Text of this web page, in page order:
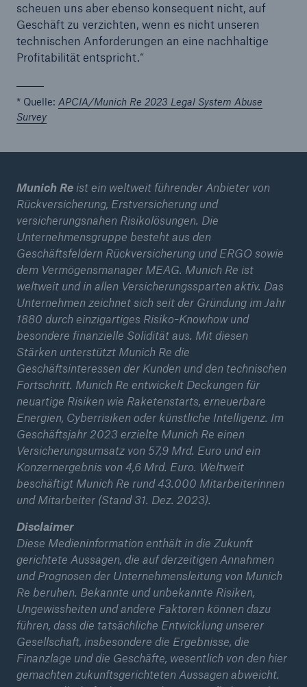
scheuen uns aber ebenso konsequent nicht, auf
Geschäft zu verzichten, wenn es nicht unseren
technischen Anforderungen an eine nachhaltige
Profitabilität entspricht.“
* Quelle: APCIA/Munich Re 2023 Legal System Abuse
Survey
Munich Reist ein weltweit führender Anbieter von
Rückversicherung, Erstversicherung und
versicherungsnahen Risikolösungen. Die
Unternehmensgruppe besteht aus den
Geschäftsfeldern Rückversicherung und ERGO sowie
dem Vermögensmanager MEAG. Munich Re ist
weltweit und in allen Versicherungssparten aktiv. Das
Unternehmen zeichnet sich seit der Gründung im Jahr
1880 durch einzigartiges Risiko-Knowhow und
besondere finanzielle Solidität aus. Mit diesen
Stärken unterstützt Munich Re die
Geschäftsinteressen der Kunden und den technischen
Fortschritt. Munich Re entwickelt Deckungen für
neuartige Risiken wie Raketenstarts, erneuerbare
Energien, Cyberrisiken oder künstliche Intelligenz. Im
Geschäftsjahr 2023 erzielte Munich Re einen
Versicherungsumsatz von 57,9 Mrd. Euro und ein
Konzernergebnis von 4,6 Mrd. Euro. Weltweit
beschäftigt Munich Re rund 43.000 Mitarbeiterinnen
und Mitarbeiter (Stand 31. Dez. 2023).
Disclaimer
Diese Medieninformation enthält in die Zukunft
gerichtete Aussagen, die auf derzeitigen Annahmen
und Prognosen der Unternehmensleitung von Munich
Re beruhen. Bekannte und unbekannte Risiken,
Ungewissheiten und andere Faktoren können dazu
führen, dass die tatsächliche Entwicklung unserer
Gesellschaft, insbesondere die Ergebnisse, die
Finanzlage und die Geschäfte, wesentlich von den hier
gemachten zukunftsgerichteten Aussagen abweicht.